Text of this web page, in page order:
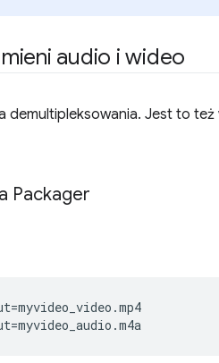
audio i wideo
demultipleksowania. Jest to
Packager
=myvideo_video.mp4
=